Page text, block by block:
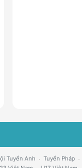
Tuyển Anh Tuyển Pháp